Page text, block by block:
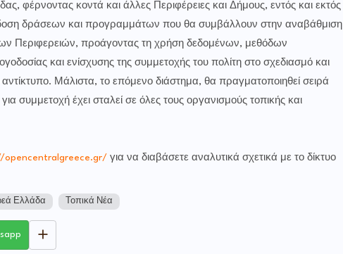
φέρνοντας κοντά και άλλες Περιφέρειες και Δήμους, εντός και εκτός
δράσεων και προγραμμάτων που θα συμβάλλουν στην αναβάθμιση
των Περιφερειών, προάγοντας τη χρήση δεδομένων, μεθόδων
και ενίσχυσης της συμμετοχής του πολίτη στο σχεδιασμό και
Μάλιστα, το επόμενο διάστημα, θα πραγματοποιηθεί σειρά
έχει σταλεί σε όλες τους οργανισμούς τοπικής και
opencentralgreece.gr/ για να διαβάσετε αναλυτικά σχετικά με το δίκτυο
Ελλάδα Τοπικά Νέα